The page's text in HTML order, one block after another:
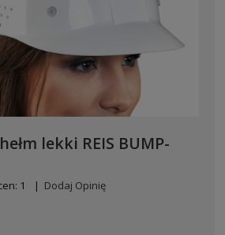
lekki REIS BUMP-
1 | Dodaj Opinię